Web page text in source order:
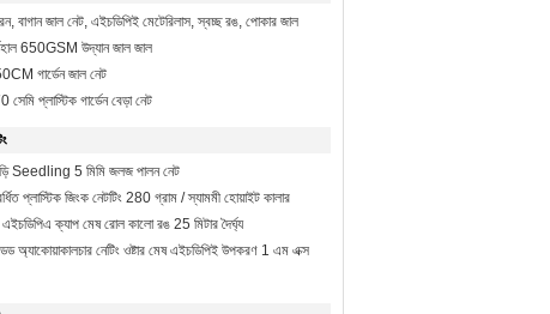
বাগান জাল নেট, এইচডিপিই মেটেরিলাস, স্বচ্ছ রঙ, পোকার জাল
650GSM উদ্যান জাল জাল
গার্ডেন জাল নেট
প্লাস্টিক গার্ডেন বেড়া নেট
Seedling 5 মিমি জলজ পালন নেট
প্লাস্টিক জিংক নেটটিং 280 গ্রাম / স্যামমী হোয়াইট কালার
এইচডিপিএ ক্যাপ মেষ রোল কালো রঙ 25 মিটার দৈর্ঘ্য
অ্যাকোয়াকালচার নেটিং ওষ্টার মেষ এইচডিপিই উপকরণ 1 এম এক্স